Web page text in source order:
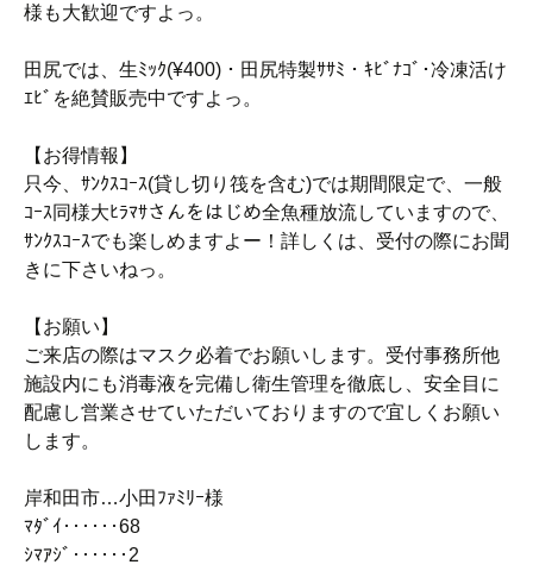
様も大歓迎ですよっ。
田尻では、生ﾐｯｸ(¥400)・田尻特製ｻｻﾐ・ｷﾋﾞﾅｺﾞ･冷凍活け
ｴﾋﾞを絶賛販売中ですよっ。
【お得情報】
只今、ｻﾝｸｽｺｰｽ(貸し切り筏を含む)では期間限定で、一般
ｺｰｽ同様大ﾋﾗﾏｻさんをはじめ全魚種放流していますので、
ｻﾝｸｽｺｰｽでも楽しめますよー！詳しくは、受付の際にお聞
きに下さいねっ。
【お願い】
ご来店の際はマスク必着でお願いします。受付事務所他
施設内にも消毒液を完備し衛生管理を徹底し、安全目に
配慮し営業させていただいておりますので宜しくお願い
します。
岸和田市…小田ﾌｧﾐﾘｰ様
ﾏﾀﾞｲ‥‥‥68
ｼﾏｱｼﾞ‥‥‥2